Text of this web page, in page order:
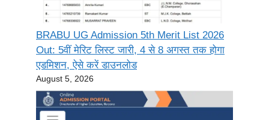
BRABU UG Admission 5th Merit List 2026
Out: 5वीं मेरिट लिस्ट जारी, 4 से 8 अगस्त तक होगा
एडमिशन, ऐसे करें डाउनलोड
August 5, 2026